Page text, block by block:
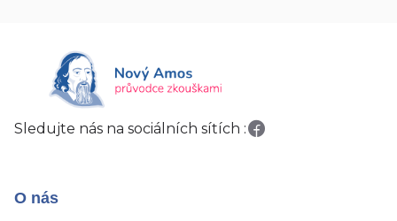
Sledujte nás na sociálních sítích :
O nás